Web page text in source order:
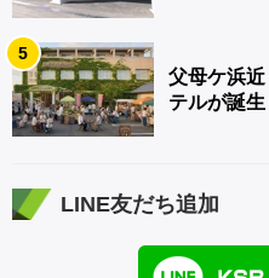
5
父母ケ浜
テルが誕
LINE友だち追加